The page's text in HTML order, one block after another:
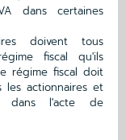
dans certaines
doivent tous
fiscal qu'ils
régime fiscal doit
actionnaires et
dans l'acte de